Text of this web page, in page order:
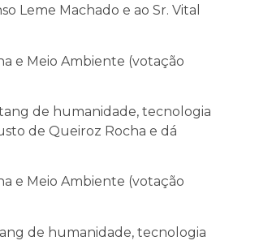
Leme Machado e ao Sr. Vital
e Meio Ambiente (votação
de humanidade, tecnologia
de Queiroz Rocha e dá
e Meio Ambiente (votação
de humanidade, tecnologia